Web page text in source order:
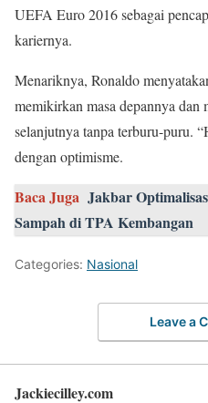
UEFA Euro 2016 sebagai
kariernya.
Menariknya, Ronaldo
memikirkan masa depannya dan
selanjutnya tanpa terburu-puru.
dengan optimisme.
Baca Juga Jakbar
Sampah di TPA Kembangan
Categories: Nasional
Leave a
Jackiecilley.com